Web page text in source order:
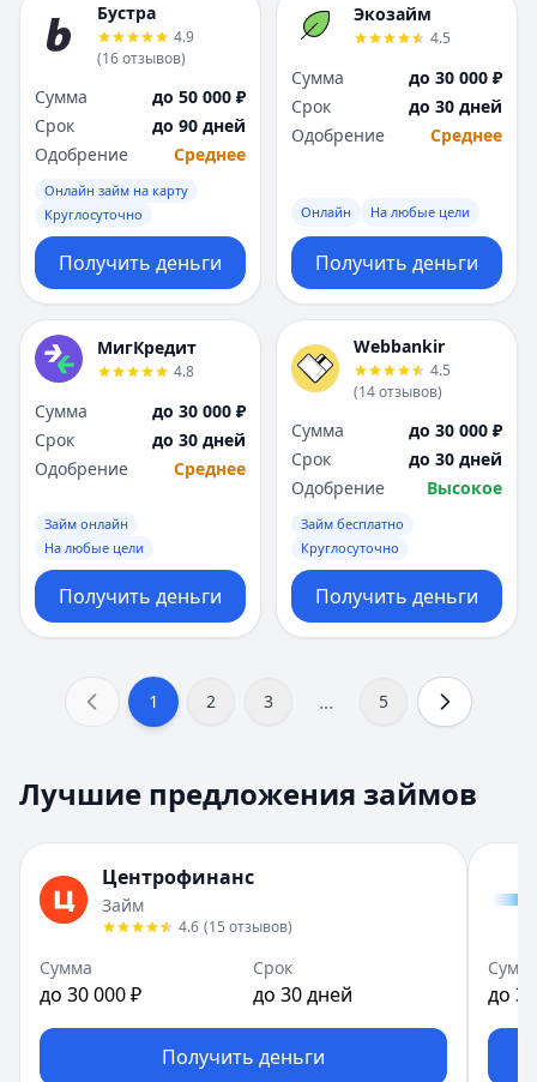
Бустра
4.9
(16отзывов)
Сумма
до 50 000 ₽
Срок
до 90 дней
Одобрение
Среднее
Онлайн займ на карту
Круглосуточно
Получить деньги
Экозайм
4.5
Сумма
до 30 000 ₽
Срок
до 30 дней
Одобрение
Среднее
Онлайн На любые цели
Получить деньги
МигКредит
4.8
Сумма
до 30 000 ₽
Срок
до 30 дней
Одобрение
Среднее
Займ онлайн
На любые цели
Получить деньги
Webbankir
4.5
(14отзывов)
Сумма
до 30 000 ₽
Срок
до 30 дней
Одобрение
Высокое
Займ бесплатно
Круглосуточно
Получить деньги
1 2 3 ... 5
Лучшие предложения займов
Центрофинанс
Займ
4.6 (15 отзывов)
Сумма
до 30 000 ₽
Срок
до 30 дней
Получить деньги
до